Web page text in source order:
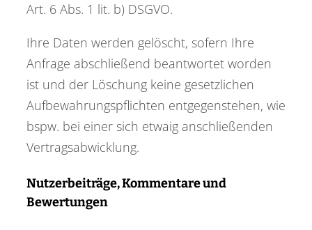
Art. 6 Abs. 1 lit. b) DSGVO.
Ihre Daten werden gelöscht, sofern Ihre
Anfrage abschließend beantwortet worden
ist und der Löschung keine gesetzlichen
Aufbewahrungspflichten entgegenstehen, wie
bspw. bei einer sich etwaig anschließenden
Vertragsabwicklung.
Nutzerbeiträge, Kommentare und
Bewertungen